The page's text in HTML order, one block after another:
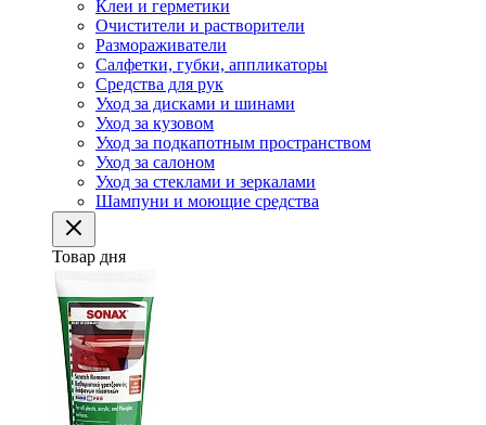
Клеи и герметики
Очистители и растворители
Размораживатели
Салфетки, губки, аппликаторы
Средства для рук
Уход за дисками и шинами
Уход за кузовом
Уход за подкапотным пространством
Уход за салоном
Уход за стеклами и зеркалами
Шампуни и моющие средства
Товар дня